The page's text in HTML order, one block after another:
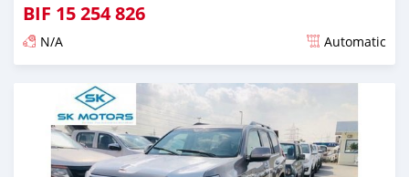
BIF 15 254 826
N/A Automatic
Ilitangazwa karibia miaka 6 iliopita